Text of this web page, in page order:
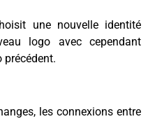
une nouvelle identité
logo avec cependant
précédent.
les connexions entre